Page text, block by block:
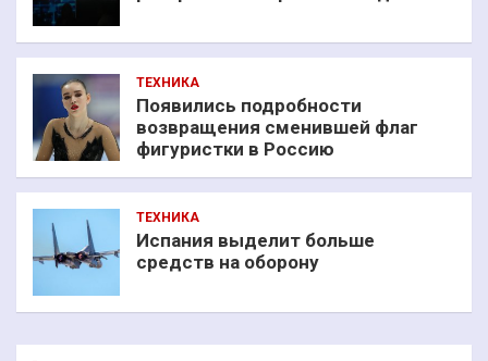
ТЕХНИКА
Появились подробности
возвращения сменившей флаг
фигуристки в Россию
ТЕХНИКА
Испания выделит больше
средств на оборону